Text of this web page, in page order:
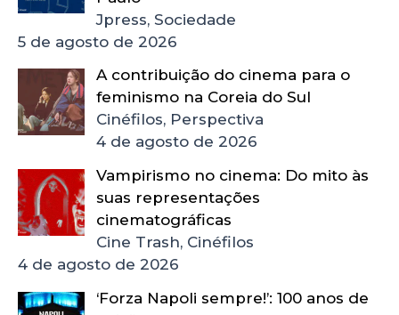
Jpress, Sociedade
5 de agosto de 2026
A contribuição do cinema para o
feminismo na Coreia do Sul
Cinéfilos, Perspectiva
4 de agosto de 2026
Vampirismo no cinema: Do mito às
suas representações
cinematográficas
Cine Trash, Cinéfilos
4 de agosto de 2026
‘Forza Napoli sempre!’: 100 anos de